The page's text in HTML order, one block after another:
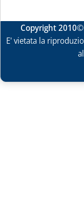
Copyright 2010
E' vietata la